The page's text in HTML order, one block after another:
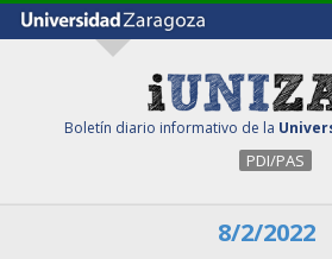
Boletín diario informativo de la
PDI/PAS
8/2/2022